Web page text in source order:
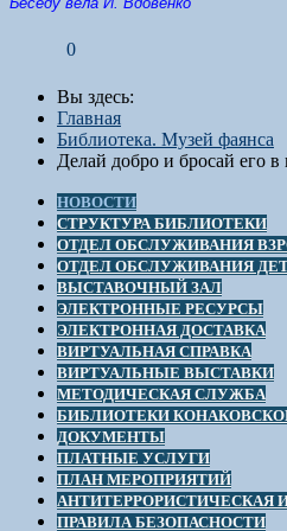
0
Вы здесь:
Главная
Библиотека. Музей фаянса
Делай добро и бросай его в
НОВОСТИ
СТРУКТУРА БИБЛИОТЕКИ
ОТДЕЛ ОБСЛУЖИВАНИЯ
ОТДЕЛ ОБСЛУЖИВАНИЯ
ВЫСТАВОЧНЫЙ ЗАЛ
ЭЛЕКТРОННЫЕ РЕСУРСЫ
ЭЛЕКТРОННАЯ ДОСТАВКА
ВИРТУАЛЬНАЯ СПРАВКА
ВИРТУАЛЬНЫЕ ВЫСТАВКИ
МЕТОДИЧЕСКАЯ СЛУЖБА
БИБЛИОТЕКИ
ДОКУМЕНТЫ
ПЛАТНЫЕ УСЛУГИ
ПЛАН МЕРОПРИЯТИЙ
АНТИТЕРРОРИСТИЧЕСКАЯ
ПРАВИЛА БЕЗОПАСНОСТИ